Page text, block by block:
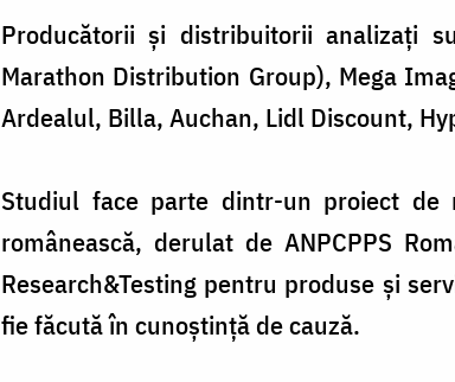
Producătorii și distribuitorii analizaţi
Marathon Distribution Group), Mega
Ardealul, Billa, Auchan, Lidl Discount,
Studiul face parte dintr-un proiect de
românească, derulat de ANPCPPS
Research&Testing pentru produse şi
fie făcută în cunoştinţă de cauză.